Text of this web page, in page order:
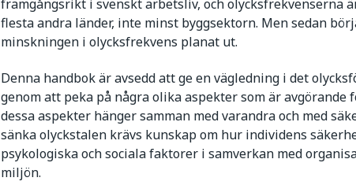
framgångsrikt i svenskt arbetsliv, och olycksfrekvenserna
flesta andra länder, inte minst byggsektorn. Men sedan
minskningen i olycksfrekvens planat ut.
Denna handbok är avsedd att ge en vägledning i det
genom att peka på några olika aspekter som är avgörande
dessa aspekter hänger samman med varandra och med
sänka olyckstalen krävs kunskap om hur individens
psykologiska och sociala faktorer i samverkan med
miljön.